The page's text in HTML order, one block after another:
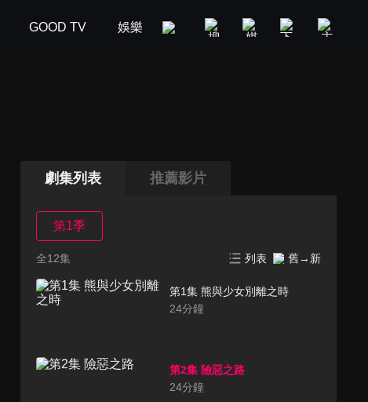
GOOD TV 娛樂 美食旅遊 新聞政論
劇集列表 推薦影片
第1季
全12集 列表 舊→新
第1集 熊與少女別離之時
24分鐘
第2集 險惡之路
24分鐘